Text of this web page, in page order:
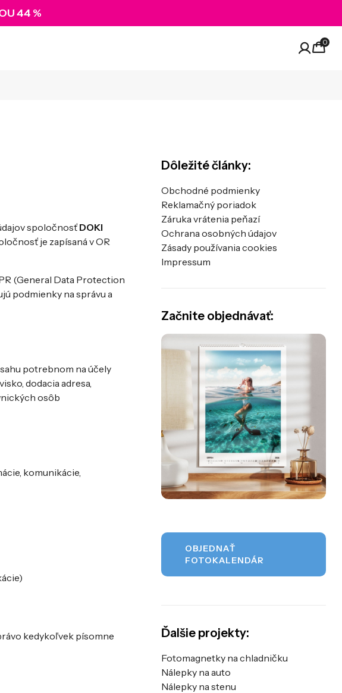
44 %
0
spoločnosťDOKI
je zapísaná v OR
(General Data Protection
podmienky na správu a
potrebnom na účely
dodacia adresa,
osôb
komunikácie,
kedykoľvek písomne
Dôležité články:
Obchodné podmienky
Reklamačný poriadok
Záruka vrátenia peňazí
Ochrana osobných údajov
Zásady používania cookies
Impressum
Začnite objednávať:
OBJEDNAŤ
FOTOKALENDÁR
Ďalšie projekty:
Fotomagnetky na chladničku
Nálepky na auto
Nálepky na stenu